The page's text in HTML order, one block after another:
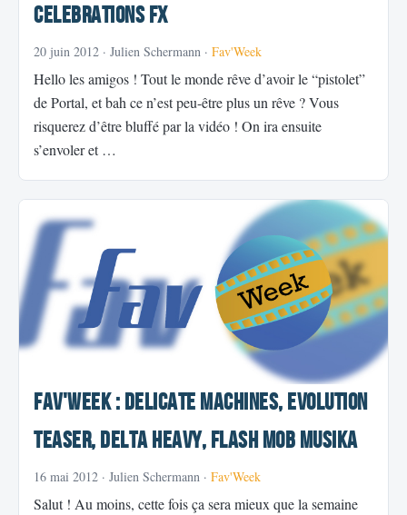
celebrations FX
20 juin 2012 · Julien Schermann · Fav'Week
Hello les amigos ! Tout le monde rêve d’avoir le “pistolet”
de Portal, et bah ce n’est peu-être plus un rêve ? Vous
risquerez d’être bluffé par la vidéo ! On ira ensuite
s’envoler et …
Fav'Week : Delicate Machines, Evolution
Teaser, Delta Heavy, Flash mob MusiKa
16 mai 2012 · Julien Schermann · Fav'Week
Salut ! Au moins, cette fois ça sera mieux que la semaine